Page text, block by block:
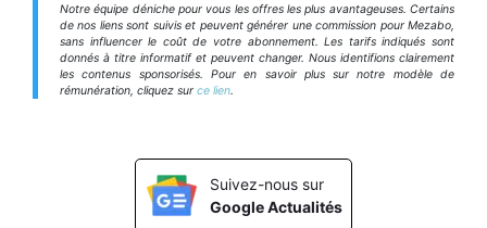
Notre équipe déniche pour vous les offres les plus avantageuses. Certains
de nos liens sont suivis et peuvent générer une commission pour Mezabo,
sans influencer le coût de votre abonnement. Les tarifs indiqués sont
donnés à titre informatif et peuvent changer. Nous identifions clairement
les contenus sponsorisés. Pour en savoir plus sur notre modèle de
rémunération, cliquez sur ce lien.
Suivez-nous sur
Google Actualités